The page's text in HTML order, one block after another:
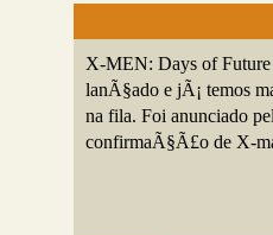
X-MEN: Days of Future
lanÃ§ado e jÃ¡ temos
na fila. Foi anunciado
confirmaÃ§Ã£o de X-